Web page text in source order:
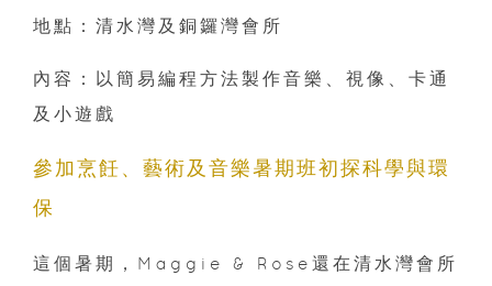
地點：清水灣及銅鑼灣會所
內容：以簡易編程方法製作音樂、視像、卡通
及小遊戲
參加烹飪、藝術及音樂暑期班初探科學與環
保
這個暑期，Maggie & Rose還在清水灣會所